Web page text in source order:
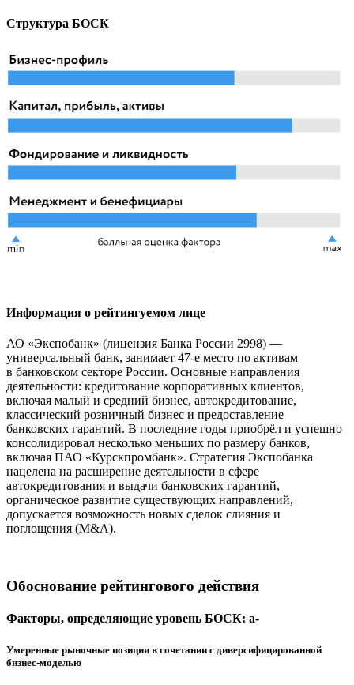
Структура БОСК
Информация о рейтингуемом лице
АО «Экспобанк» (лицензия Банка России 2998) —
универсальный банк, занимает 47-е место по активам
в банковском секторе России. Основные направления
деятельности: кредитование корпоративных клиентов,
включая малый и средний бизнес, автокредитование,
классический розничный бизнес и предоставление
банковских гарантий. В последние годы приобрёл и успешно
консолидировал несколько меньших по размеру банков,
включая ПАО «Курскпромбанк». Стратегия Экспобанка
нацелена на расширение деятельности в сфере
автокредитования и выдачи банковских гарантий,
органическое развитие существующих направлений,
допускается возможность новых сделок слияния и
поглощения (M&A).
Обоснование рейтингового действия
Факторы, определяющие уровень БОСК: a-
Умеренные рыночные позиции в сочетании с диверсифицированной
бизнес-моделью